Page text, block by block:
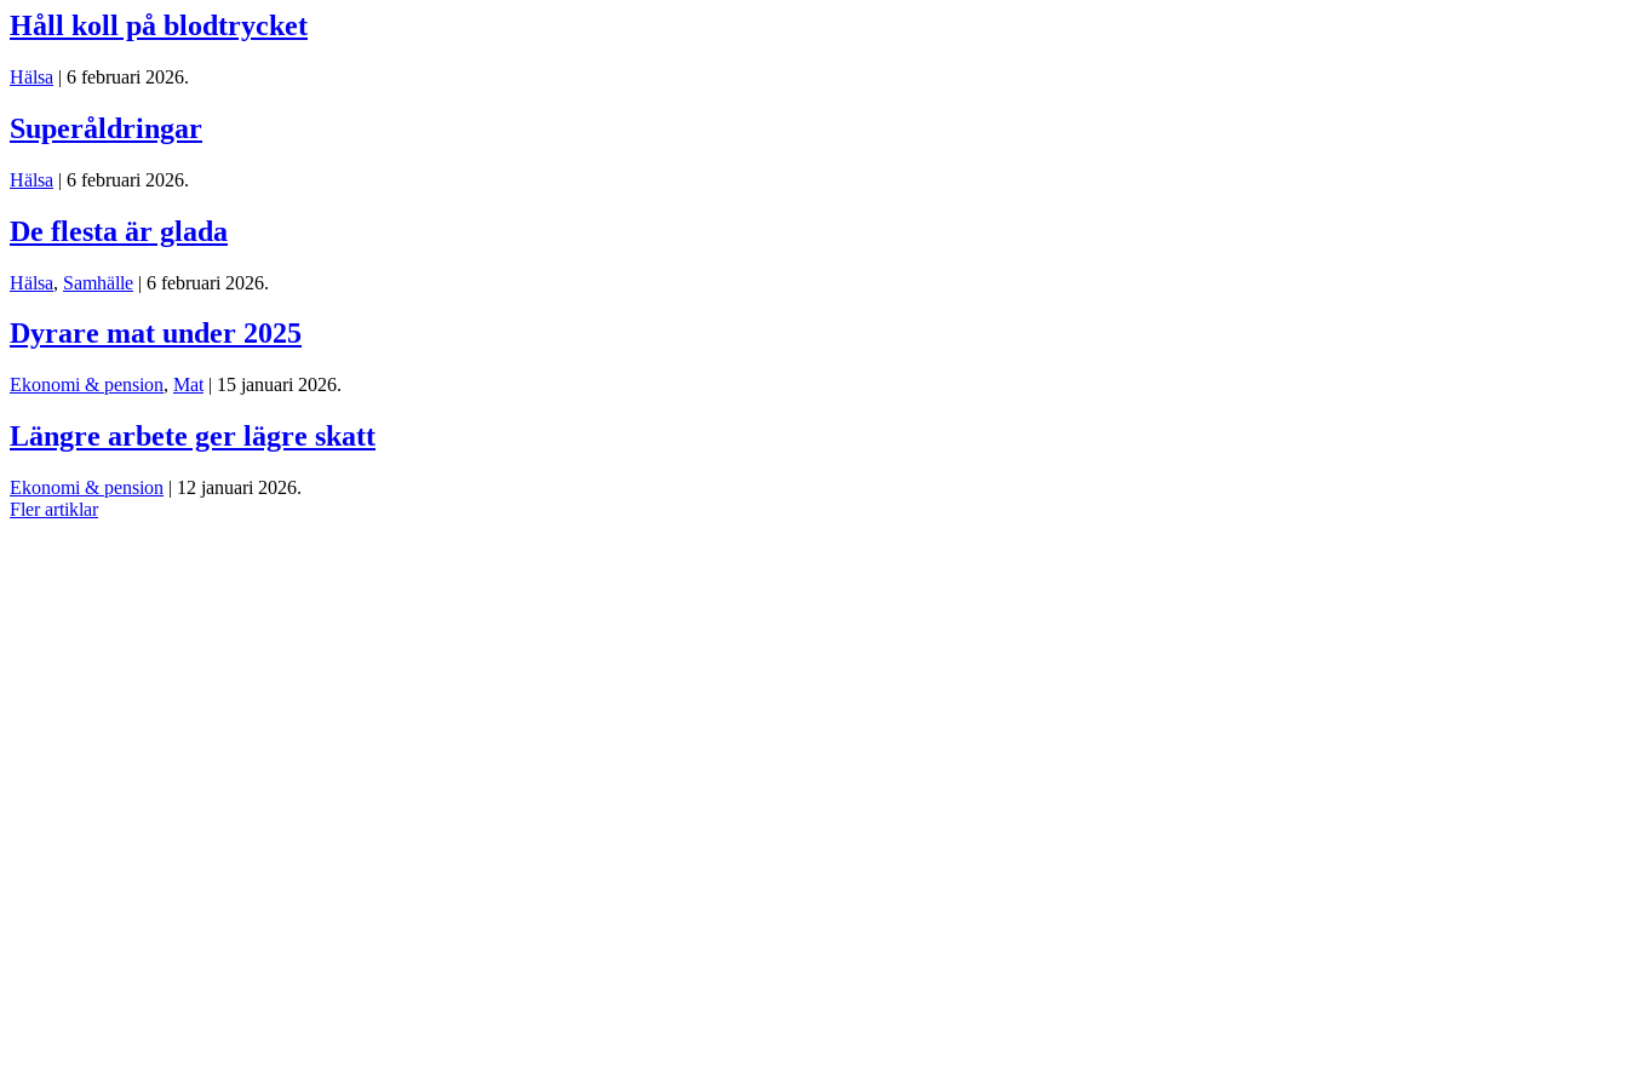
Håll koll på blodtrycket
Hälsa | 6 februari 2026.
Superåldringar
Hälsa | 6 februari 2026.
De flesta är glada
Hälsa, Samhälle | 6 februari 2026.
Dyrare mat under 2025
Ekonomi & pension, Mat | 15 januari 2026.
Längre arbete ger lägre skatt
Ekonomi & pension | 12 januari 2026.
Fler artiklar